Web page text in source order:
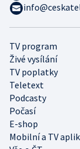
TV program
Živé vysílání
TV poplatky
Teletext
Podcasty
Počasí
E-shop
Mobilní a TV